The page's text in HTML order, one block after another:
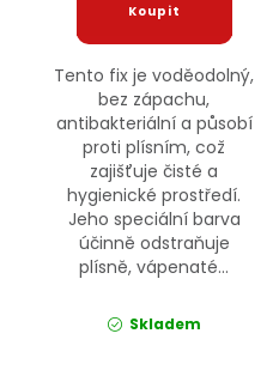
Tento fix je voděodolný,
bez zápachu,
antibakteriální a působí
proti plísním, což
zajišťuje čisté a
hygienické prostředí.
Jeho speciální barva
účinně odstraňuje
plísně, vápenaté...
Skladem